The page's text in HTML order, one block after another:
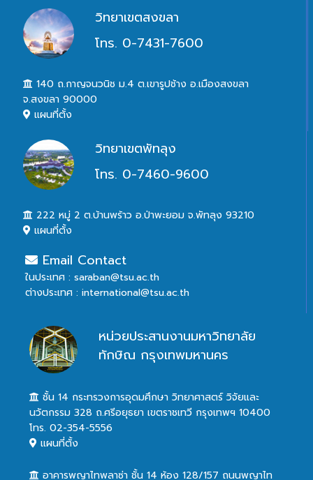
วิทยาเขตสงขลา
โทร. 0-7431-7600
140 ถ.กาญจนวนิช ม.4 ต.เขารูปช้าง อ.เมืองสงขลา
จ.สงขลา 90000
แผนที่ตั้ง
วิทยาเขตพัทลุง
โทร. 0-7460-9600
222 หมู่ 2 ต.บ้านพร้าว อ.ป่าพะยอม จ.พัทลุง 93210
แผนที่ตั้ง
Email Contact
ในประเทศ : saraban@tsu.ac.th
ต่างประเทศ : international@tsu.ac.th
หน่วยประสานงานมหาวิทยาลัย
ทักษิณ กรุงเทพมหานคร
ชั้น 14 กระทรวงการอุดมศึกษา วิทยาศาสตร์ วิจัยและ
นวัตกรรม 328 ถ.ศรีอยุธยา เขตราชเทวี กรุงเทพฯ 10400
โทร. 02-354-5556
แผนที่ตั้ง
อาคารพญาไทพลาซ่า ชั้น 14 ห้อง 128/157 ถนนพญาไท